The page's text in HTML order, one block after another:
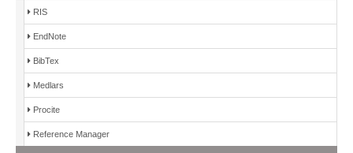
RIS
EndNote
BibTex
Medlars
Procite
Reference Manager